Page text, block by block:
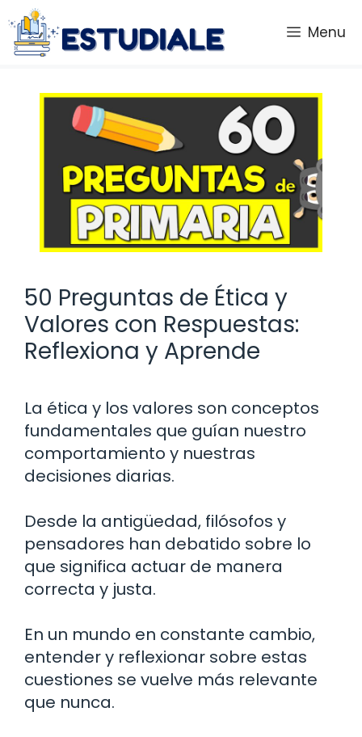
Saltar
al
contenido
Menu
50 Preguntas de Ética y
Valores con Respuestas:
Reflexiona y Aprende
La ética y los valores son conceptos
fundamentales que guían nuestro
comportamiento y nuestras
decisiones diarias.
Desde la antigüedad, filósofos y
pensadores han debatido sobre lo
que significa actuar de manera
correcta y justa.
En un mundo en constante cambio,
entender y reflexionar sobre estas
cuestiones se vuelve más relevante
que nunca.